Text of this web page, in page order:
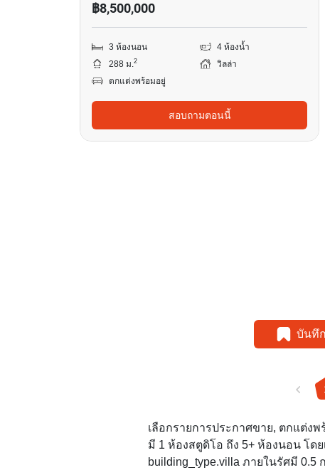
฿8,500,000
3 ห้องนอน
4 ห้องน้ำ
288 ม.2
วิลล่า
ตกแต่งพร้อมอยู่
สอบถามตอนนี้
บันทึ
เลือกรายการประกาศขาย, ตกแต่ง
มี 1 ห้องสตูดิโอ ถึง 5+ ห้องนอน โด
building_type.villa ภายในรัศมี 0.5